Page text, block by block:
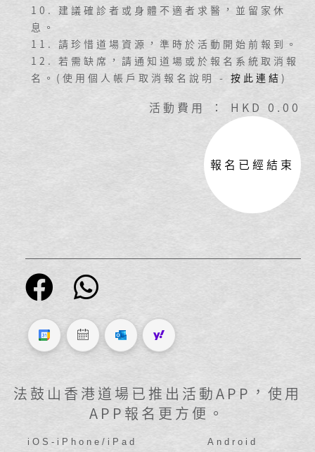
10. 建議確診者或身體不適者求醫，並留家休
息。
11. 請珍惜道場資源，準時於活動開始前報到。
12. 若需缺席，請通知道場或於報名系統取消報
名。(使用個人帳戶取消報名說明 -按此連結 )
活動費用 ： HKD 0.00
報名已經結束
法鼓山香港道場已推出活動APP，使用
APP報名更方便。
iOS-iPhone/iPad Android